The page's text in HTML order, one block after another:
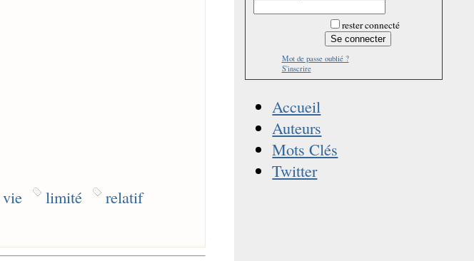
limité relatif
rester connecté
Mot de passe oublié ?
S'inscrire
Accueil
Auteurs
Mots Clés
Twitter